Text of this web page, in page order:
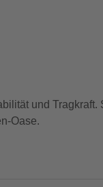
und Tragkraft.
Oase.